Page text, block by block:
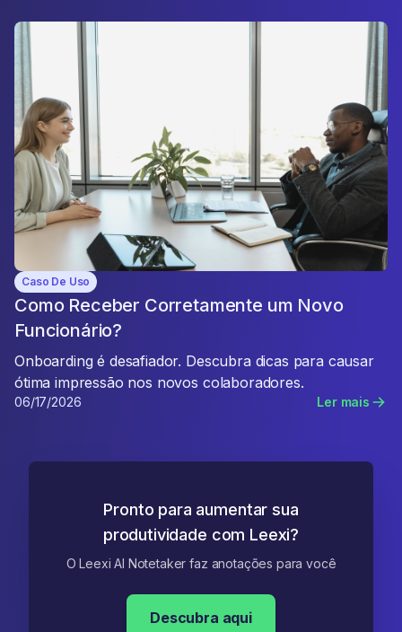
Caso De Uso
Como Receber Corretamente um Novo
Funcionário?
Onboarding é desafiador. Descubra dicas para causar
ótima impressão nos novos colaboradores.
06/17/2026 Ler mais
Pronto para aumentar sua
produtividade com Leexi?
O Leexi AI Notetaker faz anotações para você
Descubra aqui